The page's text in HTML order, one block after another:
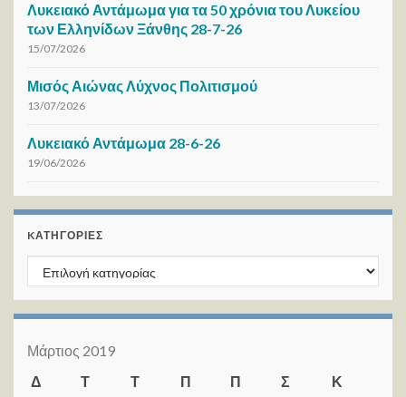
Λυκειακό Αντάμωμα για τα 50 χρόνια του Λυκείου
των Ελληνίδων Ξάνθης 28-7-26
15/07/2026
Μισός Αιώνας Λύχνος Πολιτισμού
13/07/2026
Λυκειακό Αντάμωμα 28-6-26
19/06/2026
KΑΤΗΓΟΡΊΕΣ
Kατηγορίες
Μάρτιος 2019
Δ
Τ Τ Π Π Σ
Κ